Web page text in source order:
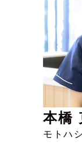
本橋
モトハ